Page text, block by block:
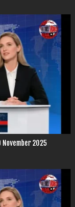
2025